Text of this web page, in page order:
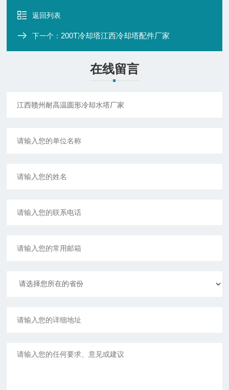
返回列表
下一个： 200T冷却塔江西冷却塔配件厂家
在线留言